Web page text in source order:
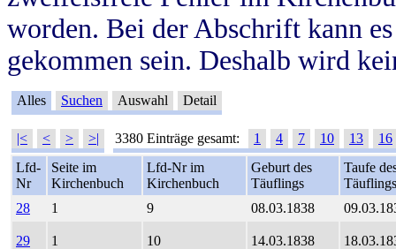
worden. Bei der Abschrift kann
gekommen sein. Deshalb wird
Alles Suchen Auswahl Detail
|< < > >| 3380 Einträge gesamt: 1 4 7 10 13
16
Lfd-
Nr
Seite im
Kirchenbuch
Lfd-Nr im
Kirchenbuch
Geburt des
Täuflings
Taufe
Täuflings
28
1 9 08.03.1838
29 1 10 14.03.1838